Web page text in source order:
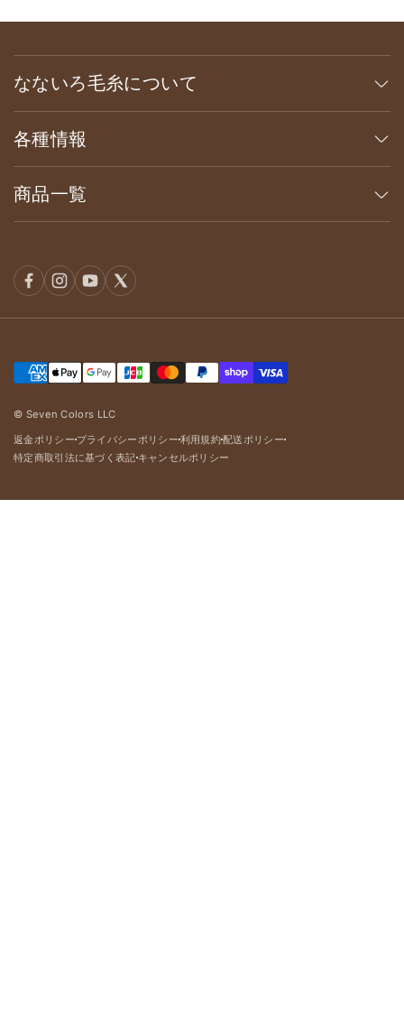
なないろ毛糸について
各種情報
商品一覧
© Seven Colors LLC
返金ポリシー
dot
プライバシーポリシー
dot
利用規約
dot
配送ポリシー
特定商取引法に基づく表記
dot
キャンセルポリシー